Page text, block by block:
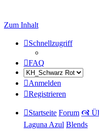
Zum Inhalt
Schnellzugriff
FAQ
Anmelden
Registrieren
Startseite Forum 🙧
Laguna Azul Blends